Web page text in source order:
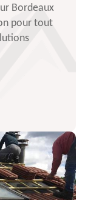
Bordeaux
pour tout